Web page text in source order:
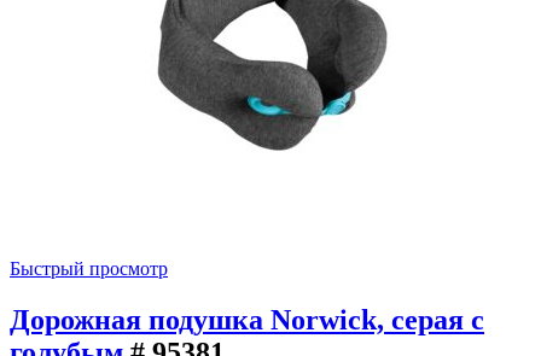
Быстрый просмотр
Дорожная подушка Norwick, серая с